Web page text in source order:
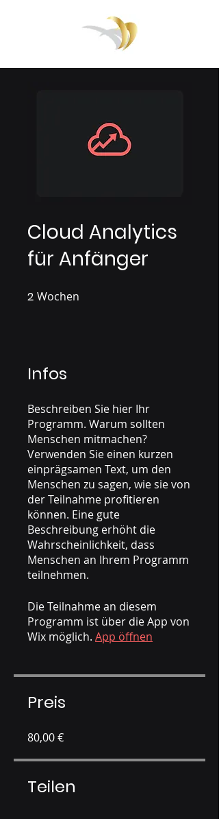
Cloud Analytics
für Anfänger
2 Wochen
Infos
Beschreiben Sie hier Ihr
Programm. Warum sollten
Menschen mitmachen?
Verwenden Sie einen kurzen
einprägsamen Text, um den
Menschen zu sagen, wie sie von
der Teilnahme profitieren
können. Eine gute
Beschreibung erhöht die
Wahrscheinlichkeit, dass
Menschen an Ihrem Programm
teilnehmen.
Die Teilnahme an diesem
Programm ist über die App von
Wix möglich. App öffnen
Preis
80,00 €
Teilen